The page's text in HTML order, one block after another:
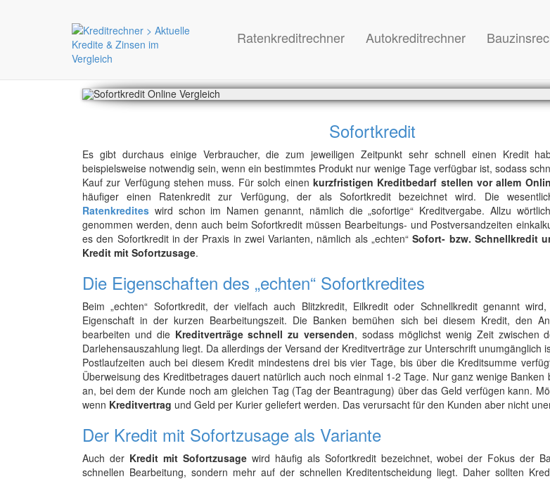
Ratenkreditrechner Autokreditrechner
Sofortkredit
Es gibt durchaus einige Verbraucher, die zum jeweiligen Zeitpunkt sehr schnell einen Kredit
beispielsweise notwendig sein, wenn ein bestimmtes Produkt nur wenige Tage verfügbar ist, sodass
Kauf zur Verfügung stehen muss. Für solch einen kurzfristigen Kreditbedarf stellen vor allem
häufiger einen Ratenkredit zur Verfügung, der als Sofortkredit bezeichnet wird. Die
Ratenkredites wird schon im Namen genannt, nämlich die „sofortige“ Kreditvergabe. Allzu
genommen werden, denn auch beim Sofortkredit müssen Bearbeitungs- und Postversandzeiten
es den Sofortkredit in der Praxis in zwei Varianten, nämlich als „echten“Sofort- bzw. Schnellkredit
Kredit mit Sofortzusage.
Die Eigenschaften des „echten“ Sofortkredites
Beim „echten“ Sofortkredit, der vielfach auch Blitzkredit, Eilkredit oder Schnellkredit genannt
Eigenschaft in der kurzen Bearbeitungszeit. Die Banken bemühen sich bei diesem Kredit, den
bearbeiten und die Kreditverträge schnell zu versenden, sodass möglichst wenig Zeit zwischen
Darlehensauszahlung liegt. Da allerdings der Versand der Kreditverträge zur Unterschrift unumgänglich
Postlaufzeiten auch bei diesem Kredit mindestens drei bis vier Tage, bis über die Kreditsumme
Überweisung des Kreditbetrages dauert natürlich auch noch einmal 1-2 Tage. Nur ganz wenige Banken
an, bei dem der Kunde noch am gleichen Tag (Tag der Beantragung) über das Geld verfügen kann.
wenn Kreditvertrag und Geld per Kurier geliefert werden. Das verursacht für den Kunden aber nicht
Der Kredit mit Sofortzusage als Variante
Auch der Kredit mit Sofortzusagewird häufig als Sofortkredit bezeichnet, wobei der Fokus der
schnellen Bearbeitung, sondern mehr auf der schnellen Kreditentscheidung liegt. Daher sollten